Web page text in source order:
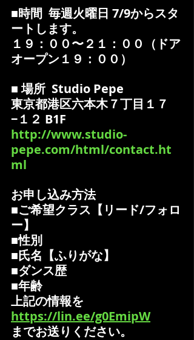
■時間  毎週火曜日 7/9からスタ
ートします。
１９：００〜２１：００（ドア
オープン１９：００）
■ 場所  Studio Pepe
東京都港区六本木７丁目１７
−１２ B1F
http://www.studio-
pepe.com/html/contact.ht
ml
お申し込み方法
■ご希望クラス【リード/フォロ
ー】
■性別
■氏名【ふりがな】
■ダンス歴
■年齢
上記の情報を
https://lin.ee/g0EmipW
までお送りください。